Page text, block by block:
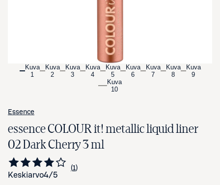
Kuva
1
Kuva
2
Kuva
3
Kuva
4
Kuva
5
Kuva
6
Kuva
7
Kuva
8
Kuva
9
Kuva
10
Essence
essence COLOUR it! metallic liquid liner
02 Dark Cherry 3 ml
Keskiarvo4/5 Siirry arvioihin
1
kappale